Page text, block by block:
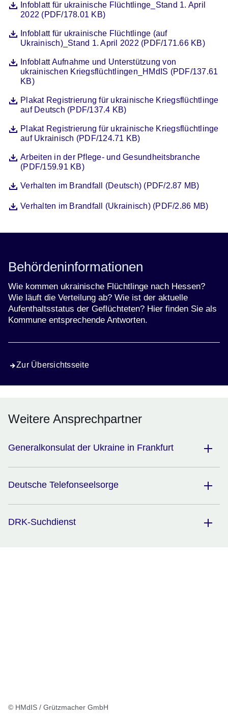
DateiInfoblatt für ukrainische Flüchtlinge_Stand 1. April
2022 (PDF/178.01 KB)
Öffnet sich in einem neuen Fenster
DateiInfoblatt für ukrainische Flüchtlinge (auf
Ukrainisch)_Stand 1. April 2022 (PDF/171.66 KB)
Öffnet sich in einem neuen Fenster
DateiInfoblatt Aufnahme und Unterstützung von
ukrainischen Kriegsflüchtlingen_HMdIS (PDF/137.61
KB)
Öffnet sich in einem neuen Fenster
DateiPlakat Registrierung für ukrainische Kriegsflüchtlinge
auf Deutsch (PDF/137.4 KB)
Öffnet sich in einem neuen Fenster
DateiPlakat Registrierung für ukrainische Kriegsflüchtlinge
auf Ukrainisch (PDF/124.71 KB)
Öffnet sich in einem neuen Fenster
DateiArbeiten in der Pflege- und Gesundheitsbranche
(PDF/159.91 KB)
Öffnet sich in einem neuen Fenster
DateiVerhalten im Brandfall (Deutsch) (PDF/2.87 MB)
Öffnet sich in einem neuen Fenster
DateiVerhalten im Brandfall (Ukrainisch) (PDF/2.86 MB)
Öffnet sich in einem neuen Fenster
Behördeninformationen
Wie kommen ukrainische Flüchtlinge nach Hessen?
Wie läuft die Verteilung ab? Wie ist der aktuelle
Aufenthaltsstatus der Geflüchteten? Hier finden Sie als
Kommune entsprechende Antworten.
Zur Übersichtsseite
Weitere Ansprechpartner
Generalkonsulat der Ukraine in Frankfurt
Deutsche Telefonseelsorge
DRK-Suchdienst
© HMdIS / Grützmacher GmbH